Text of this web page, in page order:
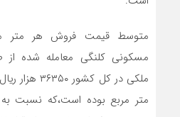
متوسط قیمت فروش هر متر
مسکونی کلنگی معامله شده از